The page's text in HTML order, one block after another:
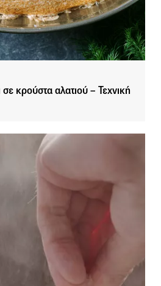
κρούστα αλατιού – Τεχνική